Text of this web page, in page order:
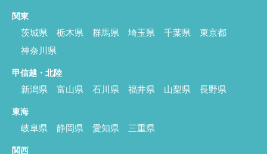
関東
茨城県 栃木県 群馬県 埼玉県 千葉県
東京都
神奈川県
甲信越・北陸
新潟県 富山県 石川県 福井県 山梨県 長野県
東海
岐阜県 静岡県 愛知県 三重県
関西